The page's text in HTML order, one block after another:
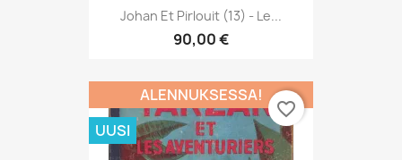
Johan Et Pirlouit (13) - Le...
90,00 €
ALENNUKSESSA!
UUSI
favorite_border